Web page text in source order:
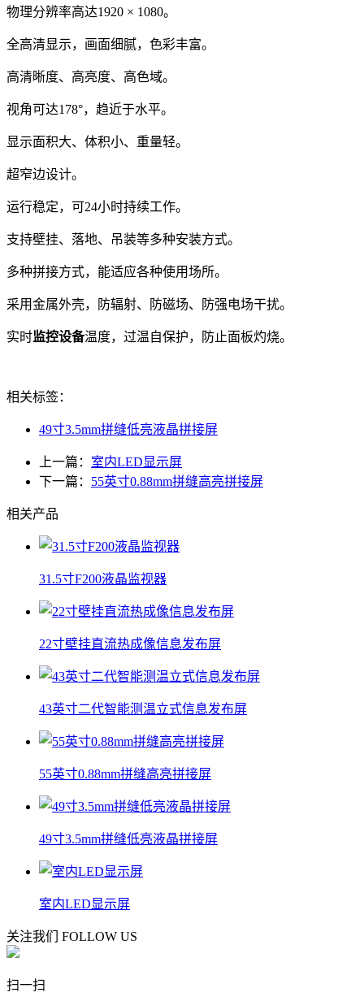
物理分辨率高达1920 × 1080。
全高清显示，画面细腻，色彩丰富。
高清晰度、高亮度、高色域。
视角可达178°，趋近于水平。
显示面积大、体积小、重量轻。
超窄边设计。
运行稳定，可24小时持续工作。
支持壁挂、落地、吊装等多种安装方式。
多种拼接方式，能适应各种使用场所。
采用金属外壳，防辐射、防磁场、防强电场干扰。
实时监控设备温度，过温自保护，防止面板灼烧。
相关标签：
49寸3.5mm拼缝低亮液晶拼接屏
上一篇： 室内LED显示屏
下一篇： 55英寸0.88mm拼缝高亮拼接屏
相关产品
31.5寸F200液晶监视器
22寸壁挂直流热成像信息发布屏
43英寸二代智能测温立式信息发布屏
55英寸0.88mm拼缝高亮拼接屏
49寸3.5mm拼缝低亮液晶拼接屏
室内LED显示屏
关注我们 FOLLOW US
扫一扫